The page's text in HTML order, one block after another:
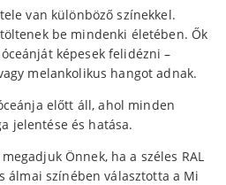
van különböző színekkel.
be mindenki életében. Ők
képesek felidézni –
melankolikus hangot adnak.
előtt áll, ahol minden
jelentése és hatása.
Önnek, ha a széles RAL
álmai színében választotta a Mi